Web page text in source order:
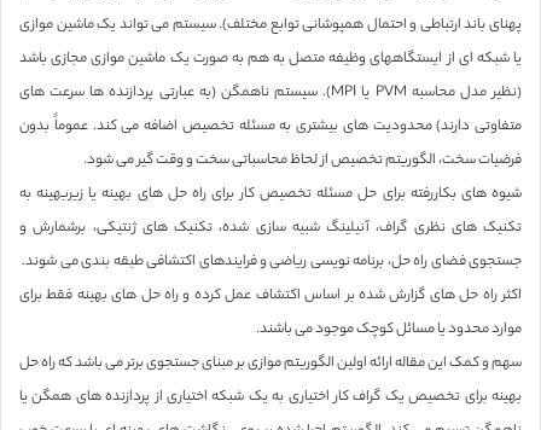
پهنای باند ارتباطی و احتمال همپوشانی توابع مختلف). سیستم می تواند یک ماشین موازی
یا شبکه ای از ایستگاههای وظیفه متصل به هم به صورت یک ماشین موازی مجازی باشد
(نظیر مدل محاسبه PVM یا MPI). سیستم ناهمگن (به عبارتی پردازنده ها سرعت های
متفاوتی دارند) محدودیت های بیشتری به مسئله تخصیص اضافه می کند. عموماً بدون
فرضیات سخت، الگوریتم تخصیص از لحاظ محاسباتی سخت و وقت گیر می شود.
شیوه های بکاررفته برای حل مسئله تخصیص کار برای راه حل های بهینه یا زیربهینه به
تکنیک های نظری گراف، آنیلینگ شبیه سازی شده، تکنیک های ژنتیکی، برشمارش و
جستجوی فضای راه حل، برنامه نویسی ریاضی و فرایندهای اکتشافی طبقه بندی می شوند.
اکثر راه حل های گزارش شده بر اساس اکتشاف عمل کرده و راه حل های بهینه فقط برای
موارد محدود یا مسائل کوچک موجود می باشند.
سهم و کمک این مقاله ارائه اولین الگوریتم موازی بر مبنای جستجوی برتر می باشد که راه حل
بهینه برای تخصیص یک گراف کار اختیاری به یک شبکه اختیاری از پردازنده های همگن یا